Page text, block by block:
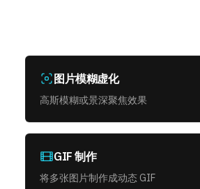
图片模糊虚化
高斯模糊或景深聚焦效果
GIF 制作
将多张图片制作成动态 GIF